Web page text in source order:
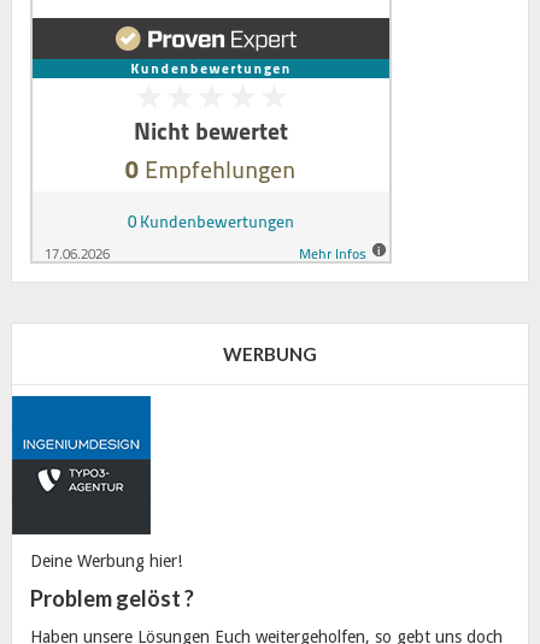
WERBUNG
Deine Werbung hier!
Problem gelöst ?
Haben unsere Lösungen Euch weitergeholfen, so gebt uns doch